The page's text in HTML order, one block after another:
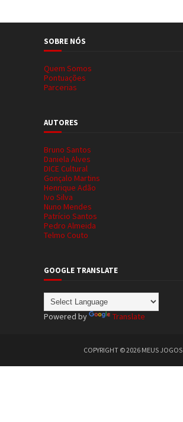
SOBRE NÓS
Quem Somos
Pontuações
Parcerias
AUTORES
Bruno Santos
Daniela Alves
DICE Cultural
Gonçalo Martins
Henrique Adão
Ivo Silva
Nuno Mendes
Patrício Santos
Pedro Almeida
Telmo Couto
GOOGLE TRANSLATE
Powered by Translate
COPYRIGHT ©2026 MEUS JOGOS